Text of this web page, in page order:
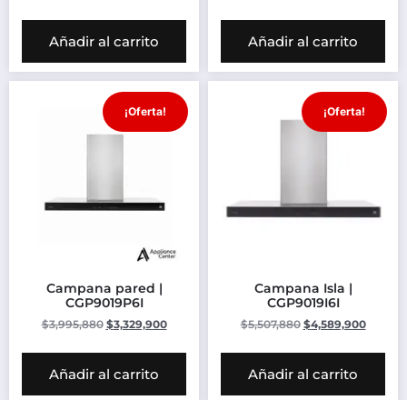
Añadir al carrito Añadir al carrito
¡Oferta!
Campana pared |
CGP9019P6I
$3,995,880 $3,329,900
Añadir al carrito
¡Oferta!
Campana Isla |
CGP9019I6I
$5,507,880 $4,589,900
Añadir al carrito